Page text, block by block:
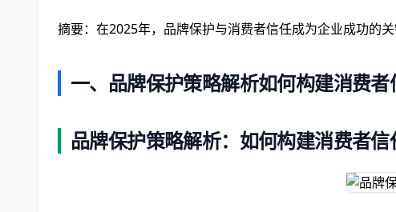
摘要：在2025年，品牌保护与消费者信任成为企业成功的
一、品牌保护策略解析如何构建消费者
品牌保护策略解析：如何构建消费者信